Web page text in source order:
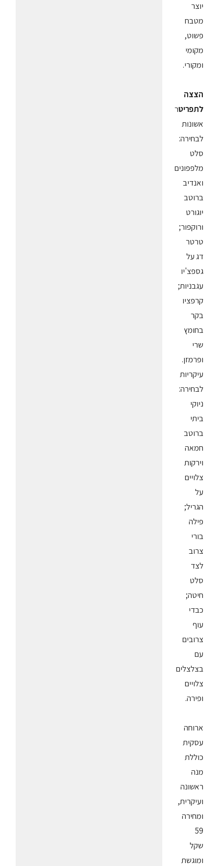
יוצר
מטבח
פשוט,
מקומי
ומקורי.
הצצה
לתפריטר
אשונות
לבחירה:
סלט
מלפפונים
ואנדיב
ברוטב
יוגורט
ורוקפור;
טרטר
דג על
גספצ'יו
עגבניות;
קרפציו
בקר
בחומץ
שרי
ופרמזן.
עיקריות
לבחירה:
ניוקי
ביתי
ברוטב
חמאה
וירקות
צלויים
על
הגריל;
פילה
בורי
צרוב
לצד
סלט
חיטה;
כבדי
עוף
צרובים
עם
בצלצלים
צלויים
ופירה.
ארוחה
עסקית
כוללת
מנה
ראשונה
ועיקרית,
ומחירה
59
שקל
ומוגשת